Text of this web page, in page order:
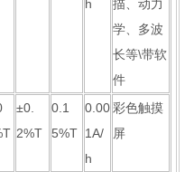
h
描、动力
学、多波
长等\带软
件
±0.
2%T
0.1
5%T
0.00
1A/
h
彩色触摸
屏